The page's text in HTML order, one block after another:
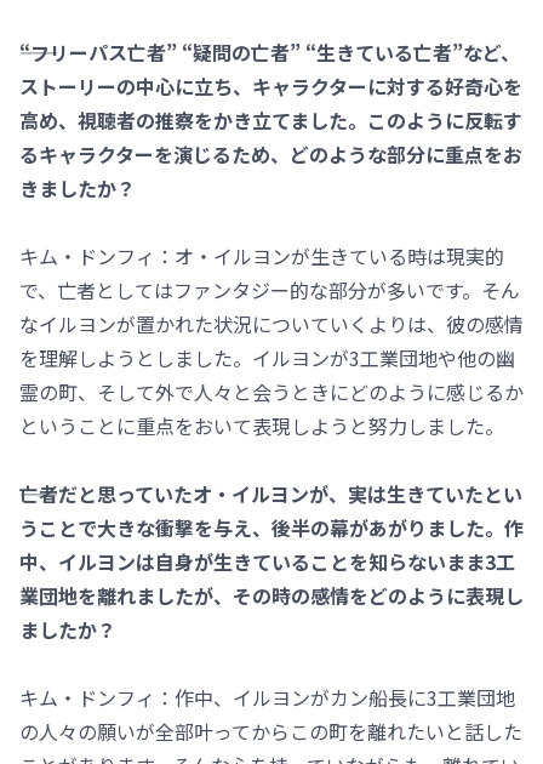
――“フリーパス亡者” “疑問の亡者” “生きている亡者”など、
ストーリーの中心に立ち、キャラクターに対する好奇心を
高め、視聴者の推察をかき立てました。このように反転す
るキャラクターを演じるため、どのような部分に重点をお
きましたか？
キム・ドンフィ：オ・イルヨンが生きている時は現実的
で、亡者としてはファンタジー的な部分が多いです。そん
なイルヨンが置かれた状況についていくよりは、彼の感情
を理解しようとしました。イルヨンが3工業団地や他の幽
霊の町、そして外で人々と会うときにどのように感じるか
ということに重点をおいて表現しようと努力しました。
――亡者だと思っていたオ・イルヨンが、実は生きていたとい
うことで大きな衝撃を与え、後半の幕があがりました。作
中、イルヨンは自身が生きていることを知らないまま3工
業団地を離れましたが、その時の感情をどのように表現し
ましたか？
キム・ドンフィ：作中、イルヨンがカン船長に3工業団地
の人々の願いが全部叶ってからこの町を離れたいと話した